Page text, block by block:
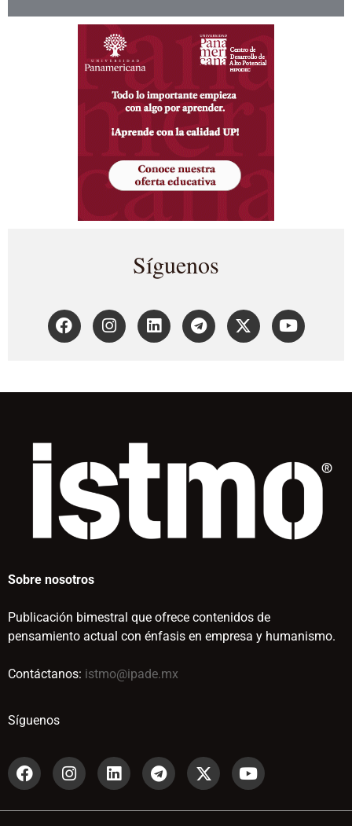
Síguenos
Sobre nosotros
Publicación bimestral que ofrece contenidos de
pensamiento actual con énfasis en empresa y humanismo.
Contáctanos: istmo@ipade.mx
Síguenos